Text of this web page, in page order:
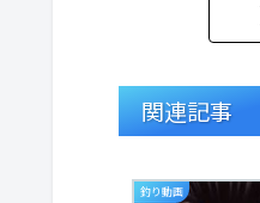
関連記事
釣り動画